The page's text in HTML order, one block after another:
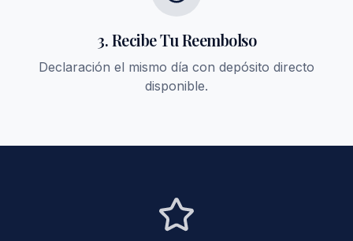
3. Recibe Tu Reembolso
Declaración el mismo día con depósito directo
disponible.